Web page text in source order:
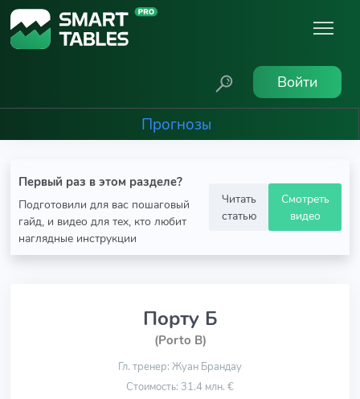
Войти
Прогнозы
Первый раз в этом разделе?
Подготовили для вас пошаговый
гайд, и видео для тех, кто любит
наглядные инструкции
Читать
статью
Смотреть
видео
Порту Б
(Porto B)
Гл. тренер: Жуан Брандау
Стоимость: 31.4 млн. €